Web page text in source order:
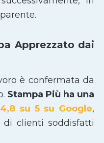
Apprezzato dai
è confermata da
Stampa Più ha una
4,8 su 5 su Google,
di clienti soddisfatti